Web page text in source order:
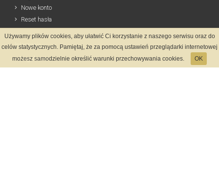
Nowe konto
Reset hasła
Informacje
Regulamin
Używamy plików cookies, aby ułatwić Ci korzystanie z naszego serwisu oraz do
celów statystycznych. Pamiętaj, że za pomocą ustawień przeglądarki internetowej
możesz samodzielnie określić warunki przechowywania cookies.
OK